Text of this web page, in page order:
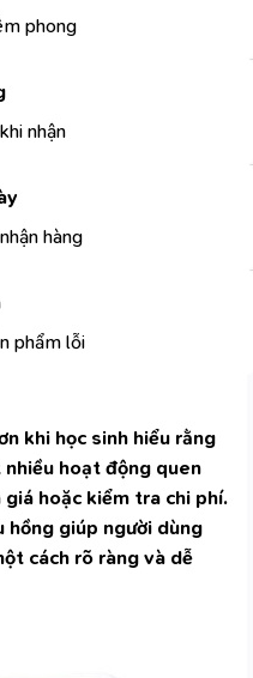
phong
nhận
hàng
phẩm lỗi
khi học sinh hiểu rằng
hoạt động quen
hoặc kiểm tra chi phí.
hồng giúp người dùng
cách rõ ràng và dễ